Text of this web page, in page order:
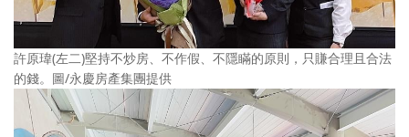
許原瑋(左二)堅持不炒房、不作假、不隱瞞的原則，只賺合理且合法
的錢。圖/永慶房產集團提供